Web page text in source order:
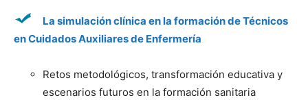
La simulación clínica en la formación de Técnicos
en Cuidados Auxiliares de Enfermería
Retos metodológicos, transformación educativa y
escenarios futuros en la formación sanitaria